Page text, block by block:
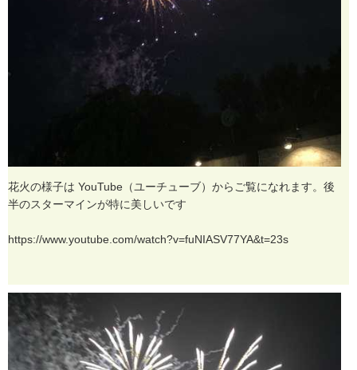
花火の様子は YouTube （ユーチ ュ ーブ） から ご覧になれます。 後
半のス ターマイ ンが特に美 しいです
https://www.youtube com/watch?v=fuNIASV77YA&t=23s